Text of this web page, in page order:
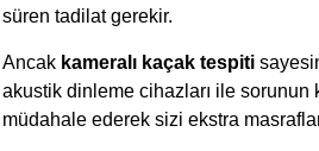
süren tadilat gerekir.
Ancak kameralı kaçak tespiti
akustik dinleme cihazları ile sorunun
müdahale ederek sizi ekstra